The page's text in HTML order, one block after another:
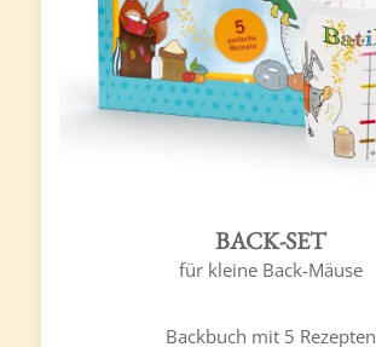
BACK-SET
für kleine Back-Mäuse
Backbuch mit 5 Rezepten